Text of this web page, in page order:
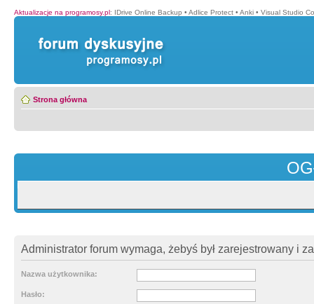
Aktualizacje na programosy.pl: IDrive Online Backup • Adlice Protect • Anki • Visual Studio
Strona główna
Administrator forum wymaga, żebyś był zarejestrowany i
Nazwa użytkownika:
Hasło: